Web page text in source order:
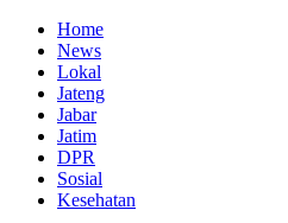
Home
News
Lokal
Jateng
Jabar
Jatim
DPR
Sosial
Kesehatan